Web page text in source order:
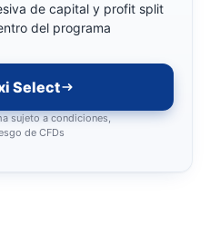
de capital y profit split
del programa
Select
sujeto a condiciones,
de CFDs